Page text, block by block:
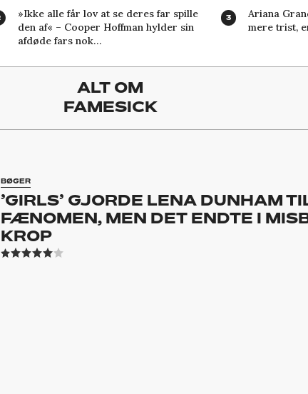
»Ikke alle får lov at se deres far spille
den af« – Cooper Hoffman hylder sin
afdøde fars nok…
Ariana
mere trist,
ALT OM
FAMESICK
BØGER
’GIRLS’ GJORDE LENA DUNHAM
FÆNOMEN, MEN DET ENDTE I
KROP